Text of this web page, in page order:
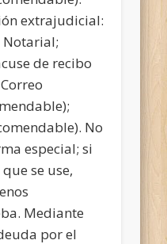
extrajudicial:
Notarial;
de recibo
No
especial; si
se use,
Mediante
por el